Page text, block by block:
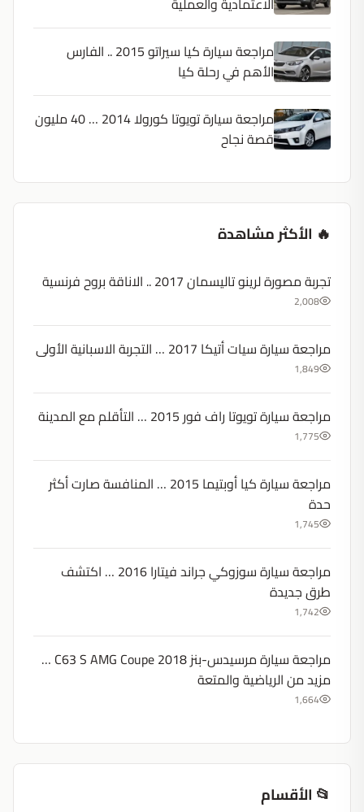
مراجعة سيارة كيا سيراتو 2015 .. الفارس
الأهم في رحلة كيا
مراجعة سيارة تويوتا كورولا 2014 … 40 مليون
قصة نجاح
🔥 الأكثر مشاهدة
تجربة مصورة لرينو تاليسمان 2017 .. الاناقة بروح فرنسية
2,008
مراجعة سيارة سيات أتيكا 2017 … التجربة الاسبانية الأولى
1,849
مراجعة سيارة تويوتا راف فور 2015 … التأقلم مع المدينة
1,775
مراجعة سيارة كيا أوبتيما 2015 … المنافسة صارت أكثر
حدة
1,745
مراجعة سيارة سوزوكي جراند فيتارا 2016 … اكتشف
طرق جديدة
1,742
مراجعة سيارة مرسيدس-بنز C63 S AMG Coupe 2018 …
مزيد من الرياضية والمتعة
1,664
📂 الأقسام